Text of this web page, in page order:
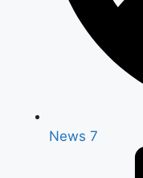
News 7